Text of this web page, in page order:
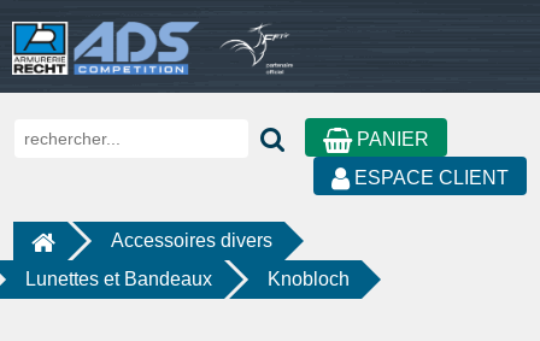
PANIER
ESPACE CLIENT
Accessoires divers
Lunettes et Bandeaux
Knobloch